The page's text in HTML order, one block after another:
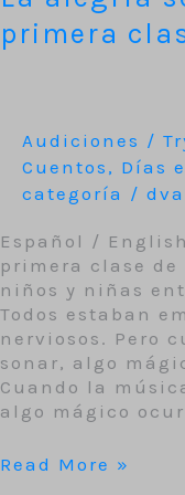
primera
Audiciones /
Cuentos , Días
categoría /
Español /
primera clase de
niños y niñas
Todos estaban
nerviosos. Pero
sonar, algo
Cuando la
algo mágico
Read More »